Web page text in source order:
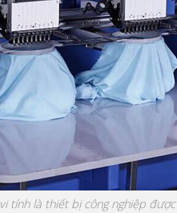
tính là thiết bị công nghiệp